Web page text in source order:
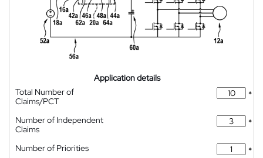
Application details
Total Number of
Claims/PCT
*
Number of Independent
Claims
*
Number of Priorities
*